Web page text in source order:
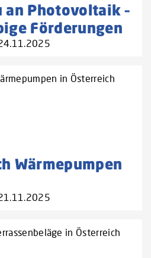
an Photovoltaik –
Förderungen
in Österreich
Wärmepumpen
in Österreich